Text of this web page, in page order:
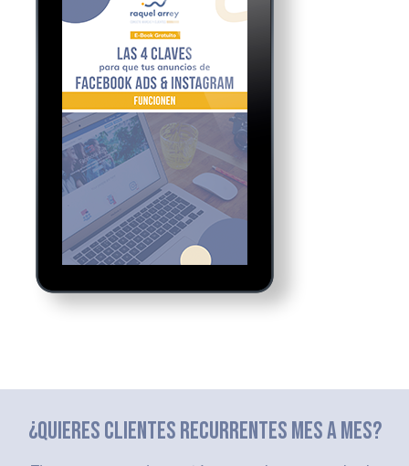
¿QUIERES CLIENTES RECURRENTES MES A MES?